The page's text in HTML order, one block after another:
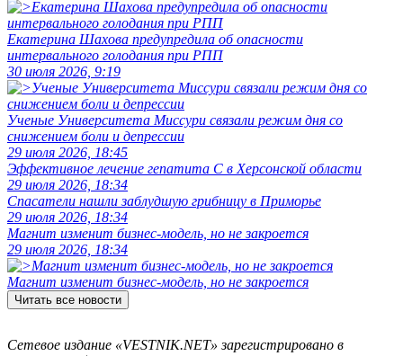
Екатерина Шахова предупредила об опасности
интервального голодания при РПП
30 июля 2026, 9:19
Ученые Университета Миссури связали режим дня со
снижением боли и депрессии
29 июля 2026, 18:45
Эффективное лечение гепатита C в Херсонской области
29 июля 2026, 18:34
Спасатели нашли заблудшую грибницу в Приморье
29 июля 2026, 18:34
Магнит изменит бизнес-модель, но не закроется
29 июля 2026, 18:34
Магнит изменит бизнес-модель, но не закроется
Читать все новости
Сетевое издание «VESTNIK.NET» зарегистрировано в